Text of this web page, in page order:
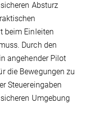
Absturz
beim Einleiten
Durch den
angehender Pilot
die Bewegungen zu
Steuereingaben
Umgebung